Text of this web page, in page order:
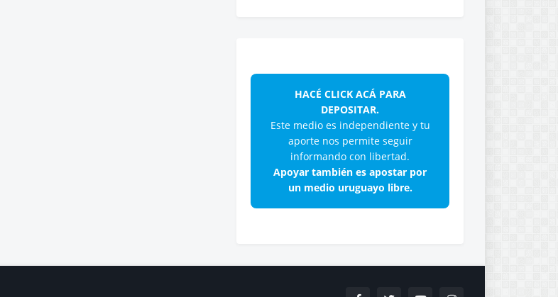
HACÉ CLICK ACÁ PARA
DEPOSITAR.
Este medio es independiente y tu
aporte nos permite seguir
informando con libertad.
Apoyar también es apostar por
un medio uruguayo libre.